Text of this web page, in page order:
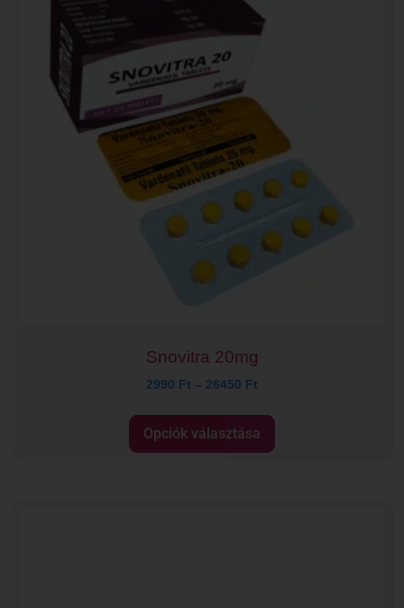
Snovitra 20mg
2990 Ft – 26450 Ft
Opciók választása